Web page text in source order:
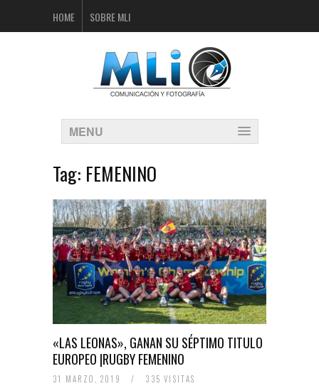
HOME SOBRE MLI
MENU
Tag: FEMENINO
«LAS LEONAS», GANAN SU SÉPTIMO TITULO
EUROPEO |RUGBY FEMENINO
31 MARZO, 2019 / 335 VISITAS